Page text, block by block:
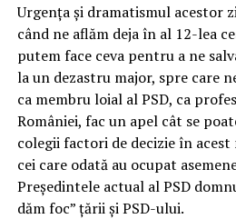
Urgența și dramatismul acestor
când ne aflăm deja în al 12-lea
putem face ceva pentru a ne
la un dezastru major, spre care
ca membru loial al PSD, ca
României, fac un apel cât se
colegii factori de decizie în
cei care odată au ocupat
Președintele actual al PSD
dăm foc” țării și PSD-ului.